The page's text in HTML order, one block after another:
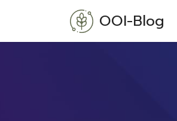
content
OOI-Blog